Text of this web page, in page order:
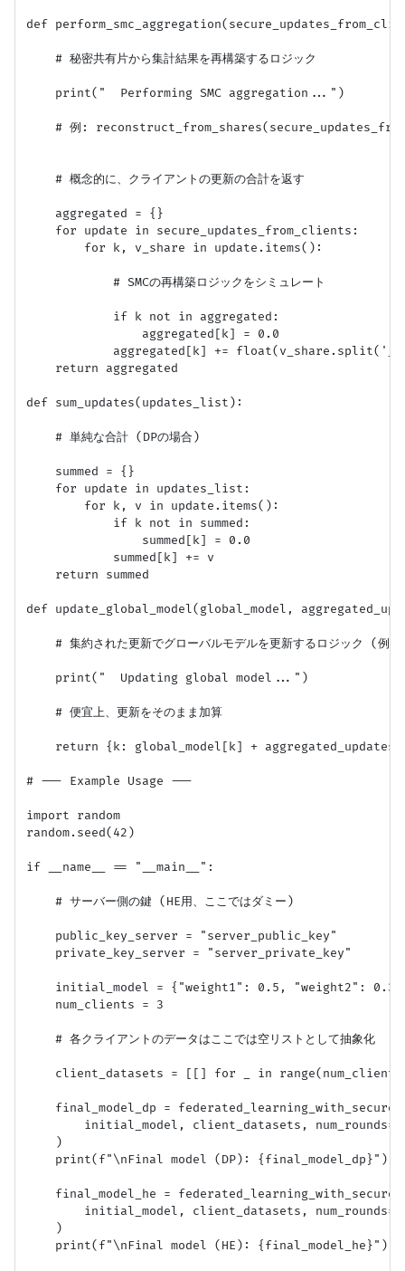
def
    # 秘密共有片から集計結果を再構築するロジック
    print("  Performing SMC aggregation...")
# 例:
    # 概念的に、クライアントの更新の合計を返す
    aggregated = {}
    for update in secure_updates_from_clients:
        for k, v_share in update.items():
            # SMCの再構築ロジックをシミュレート
            if k not in aggregated:
                aggregated[k] = 0.0
aggregated[k] +=
    return aggregated
def sum_updates(updates_list):
    # 単純な合計 (DPの場合)
    summed = {}
    for update in updates_list:
        for k, v in update.items():
            if k not in summed:
                summed[k] = 0.0
            summed[k] += v
    return summed
def update_global_model(global_model,
# 集約された更新でグローバルモデルを更新するロジック (例
    print("  Updating global model...")
    # 便宜上、更新をそのまま加算
return {k: global_model[k] +
# --- Example Usage ---
import random
random.seed(42)
if __name__ == "__main__":
    # サーバー側の鍵 (HE用、ここではダミー)
    public_key_server = "server_public_key"
    private_key_server = "server_private_key"
    initial_model = {"weight1": 0.5, "weight2": 0.3}
    num_clients = 3
    # 各クライアントのデータはここでは空リストとして抽象化
client_datasets = [[] for _ in
final_model_dp =
initial_model, client_datasets,
    )
    print(f"\nFinal model (DP): {final_model_dp}")
final_model_he =
initial_model, client_datasets,
    )
    print(f"\nFinal model (HE): {final_model_he}")